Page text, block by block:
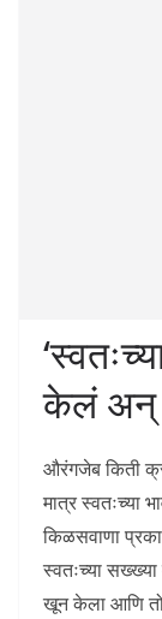
केलं अन्
औरंगजेब किती
मात्र स्वतःच्या
किळसवाणा
स्वतःच्या
खून केला आणि तो